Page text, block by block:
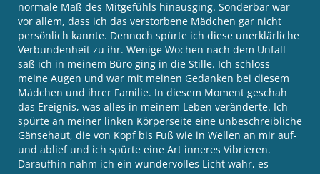
normale Maß des Mitgefühls hinausging. Sonderbar war
vor allem, dass ich das verstorbene Mädchen gar nicht
persönlich kannte. Dennoch spürte ich diese unerklärliche
Verbundenheit zu ihr. Wenige Wochen nach dem Unfall
saß ich in meinem Büro ging in die Stille. Ich schloss
meine Augen und war mit meinen Gedanken bei diesem
Mädchen und ihrer Familie. In diesem Moment geschah
das Ereignis, was alles in meinem Leben veränderte. Ich
spürte an meiner linken Körperseite eine unbeschreibliche
Gänsehaut, die von Kopf bis Fuß wie in Wellen an mir auf-
und ablief und ich spürte eine Art inneres Vibrieren.
Daraufhin nahm ich ein wundervolles Licht wahr, es